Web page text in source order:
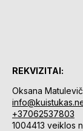
REKVIZITAI:
Oksana
+37062537803
1004413 veiklos